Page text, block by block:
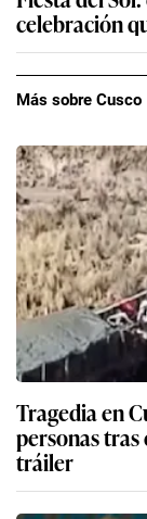
celebración
Más sobre Cusco
Tragedia en
personas
tráiler